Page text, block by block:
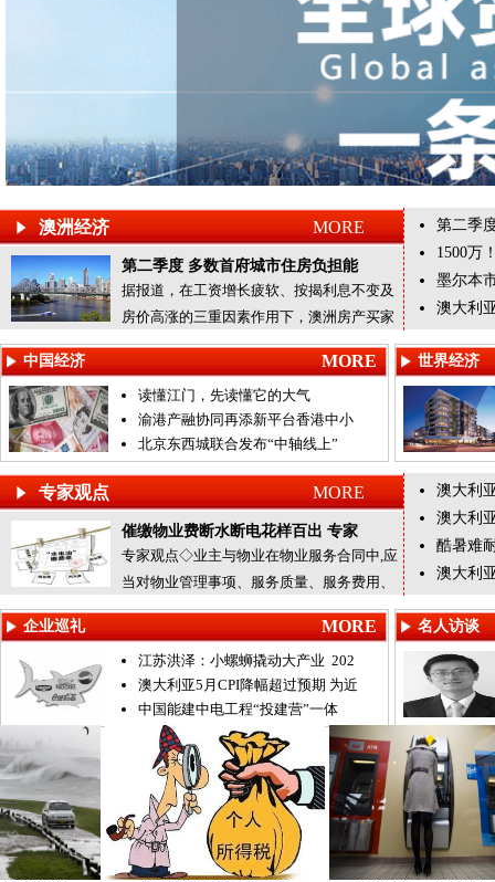
澳洲经济 MORE
第二季度 多数首府城市住房负担能
据报道，在工资增长疲软、按揭利息不变及
房价高涨的三重因素作用下，澳洲房产买家
的债务水平持续上升。今年第
第二季
1500万
墨尔本
澳大利
中国经济 MORE
读懂江门，先读懂它的大气
渝港产融协同再添新平台香港中小
北京东西城联合发布“中轴线上”
世界经济
专家观点 MORE
催缴物业费断水断电花样百出 专家
专家观点◇业主与物业在物业服务合同中,应
当对物业管理事项、服务质量、服务费用、
双方的权利义务、专项维修
澳大利
澳大利
酷暑难
澳大利
企业巡礼 MORE
江苏洪泽：小螺蛳撬动大产业 202
澳大利亚5月CPI降幅超过预期 为近
中国能建中电工程“投建营”一体
名人访谈